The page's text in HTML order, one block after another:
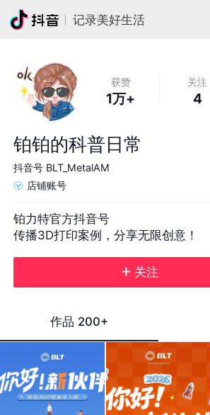
记录美好生活
获赞
1万+
关注
4
铂铂的科普日常
抖音号 BLT_MetalAM
店铺账号
铂力特官方抖音号
传播3D打印案例，分享无限创意！
关注
作品 200+